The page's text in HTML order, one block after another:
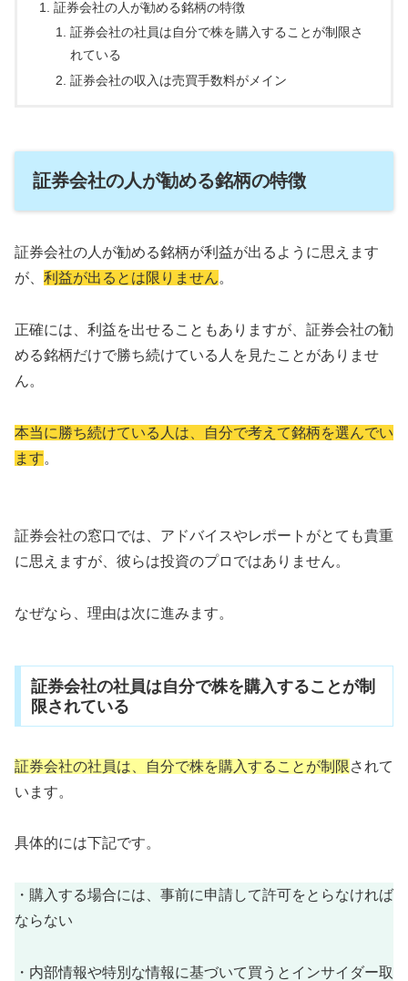
証券会社の人が勧める銘柄の特徴
証券会社の社員は自分で株を購入することが制限さ
れている
証券会社の収入は売買手数料がメイン
証券会社の人が勧める銘柄の特徴
証券会社の人が勧める銘柄が利益が出るように思えます
が、 利益が出るとは限りません。
正確には、利益を出せることもありますが、証券会社の勧
める銘柄だけで勝ち続けている人を見たことがありませ
ん。
本当に勝ち続けている人は、自分で考えて銘柄を選んでい
ます。
証券会社の窓口では、アドバイスやレポートがとても貴重
に思えますが、彼らは投資のプロではありません。
なぜなら、理由は次に進みます。
証券会社の社員は自分で株を購入することが制
限されている
証券会社の社員は、自分で株を購入することが制限されて
います。
具体的には下記です。
・購入する場合には、事前に申請して許可をとらなければ
ならない
・内部情報や特別な情報に基づいて買うとインサイダー取